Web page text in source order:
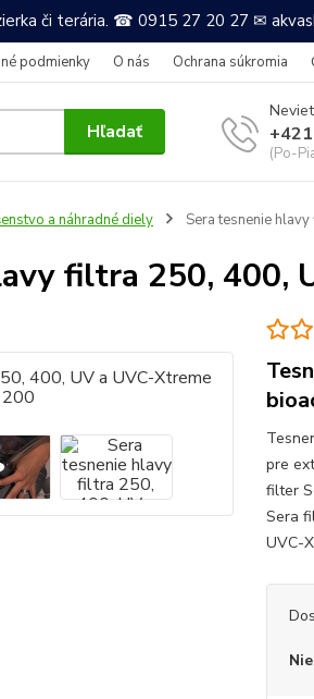
či terária. ☎ 0915 27 20 27 ✉
podmienky O nás Ochrana súkromia
Hľadať
(Po-
a náhradné diely Sera tesnenie
filtra 250, 400,
pre
filter
Sera
UVC-